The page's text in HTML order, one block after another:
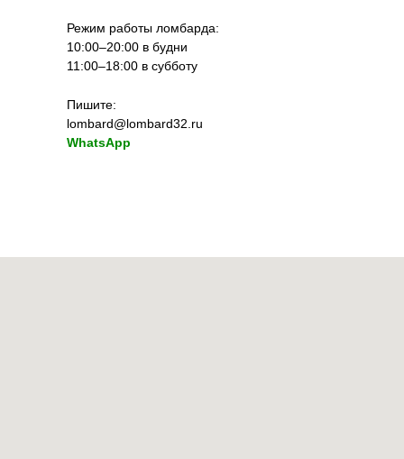
Режим работы ломбарда:
10:00–20:00 в будни
11:00–18:00 в субботу
Пишите:
lombard@lombard32.ru
WhatsApp